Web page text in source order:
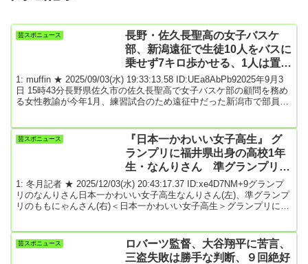
芸スポニュース
長野・佐久長聖高の女子バスケ
部、新潟遠征で生徒10人をバスに
乗せず7キロ歩かせる、1人は置き
去り事案 教諭を厳重注意 ★2
1: muffin ★ 2025/09/03(水) 19:33:13.58 ID:UEa8AbPb92025年9月3
日 15時43分長野県佐久市の佐久長聖高で女子バスケ部の顧問を務め
る女性教諭が今年1月、練習試合のため遠征中だった新潟市で部員の
つをしっかり行うよう指導したものの「できていなかったため、そ
う対応した」と説明しているという。学校によると、新潟市から長
芸スポニュース
『日本一かわいい女子高生』 グ
ランプリに福井県出身の高校1年
生・なんりさん 準グランプリは
鳥取県出身の高校1年・ももにゃ
んさん
1: 冬月記者 ★ 2025/12/03(水) 20:43:17.37 ID:xe4D7NM+9グランプ
リのなんりさん日本一かわいい女子高生なんりさん(左)、準グランプ
リのももにゃんさん(右)＜日本一かわいい女子高生＞グランプリに福
ト「女子高生ミスコン2025」の全国ファイナル審査がこのほど、東
京都内で行われ、ファイナリスト15人の中から福井県出身の高校1年
芸スポニュース
ロバーツ監督、大谷翔平に苦言、
三盗失敗は勝手な判断、９回絶好